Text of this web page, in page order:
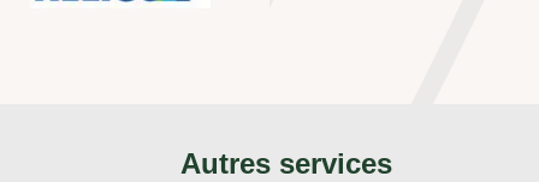
Autres services